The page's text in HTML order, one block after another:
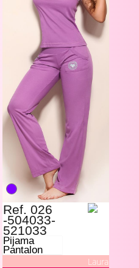
Ref. 026
-504033-
521033
Pijama
Pantalon
Laura